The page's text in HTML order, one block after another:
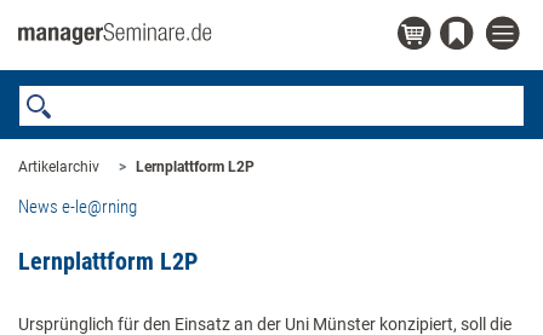
Artikelarchiv Lernplattform L2P
News e-le@rning
Lernplattform L2P
Ursprünglich für den Einsatz an der Uni Münster konzipiert, soll die